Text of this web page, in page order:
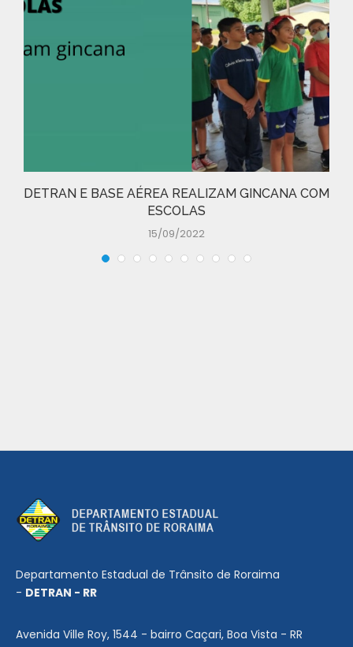
DETRAN E BASE AÉREA REALIZAM GINCANA COM
ESCOLAS
15/09/2022
Departamento Estadual de Trânsito de Roraima
- DETRAN - RR
Avenida Ville Roy, 1544 - bairro Caçari, Boa Vista - RR